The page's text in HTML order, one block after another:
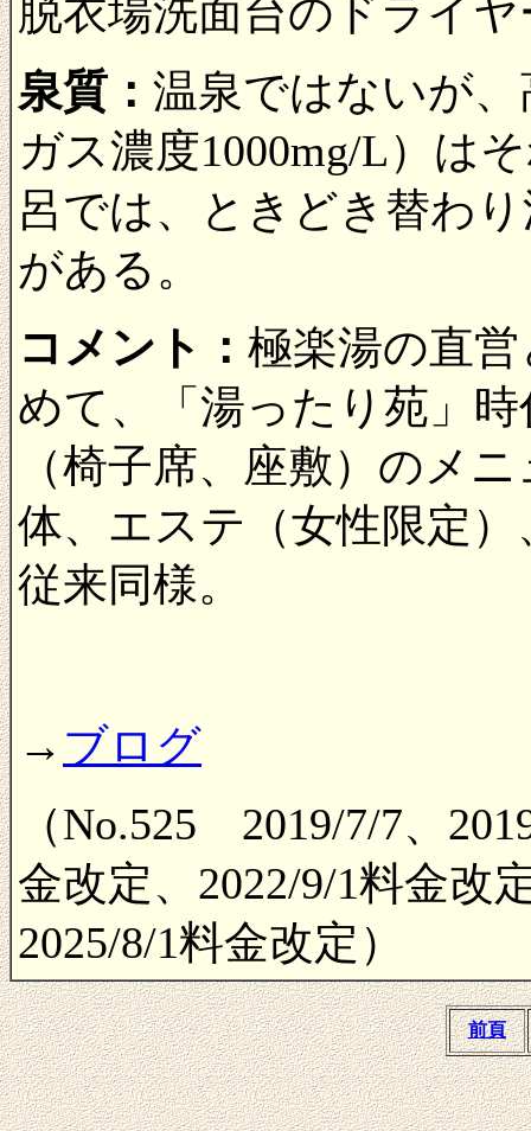
脱衣場洗面台のドライ
泉質： 温泉ではないが
ガス濃度1000mg/L）は
呂では、ときどき替わ
がある。
コメント： 極楽湯の直
めて、「湯ったり苑」
（椅子席、座敷）のメ
体、エステ（女性限定
従来同様。
→ ブログ
（No.525 2019/7/7、
金改定、2022/9/1料金改
2025/8/1料金改定）
前頁